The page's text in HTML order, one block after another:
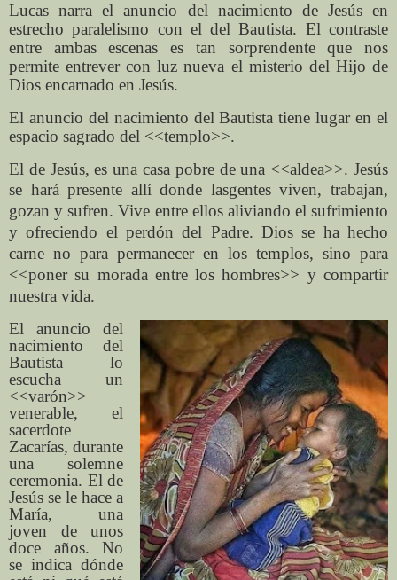
Lucas narra el anuncio del nacimiento de Jesús en
estrecho paralelismo con el del Bautista. El contraste
entre ambas escenas es tan sorprendente que nos
permite entrever con luz nueva el misterio del Hijo de
Dios encarnado en Jesús.
El anuncio del nacimiento del Bautista tiene lugar en el
espacio sagrado del <<templo>>.
El de Jesús, es una casa pobre de una <<aldea>>. Jesús
se hará presente allí donde lasgentes viven, trabajan,
gozan y sufren. Vive entre ellos aliviando el sufrimiento
y ofreciendo el perdón del Padre. Dios se ha hecho
carne no para permanecer en los templos, sino para
<<poner su morada entre los hombres>> y compartir
nuestra vida.
El anuncio del
nacimiento del
Bautista lo
escucha un
<<varón>>
venerable, el
sacerdote
Zacarías, durante
una solemne
ceremonia. El de
Jesús se le hace a
María, una
joven de unos
doce años. No
se indica dónde